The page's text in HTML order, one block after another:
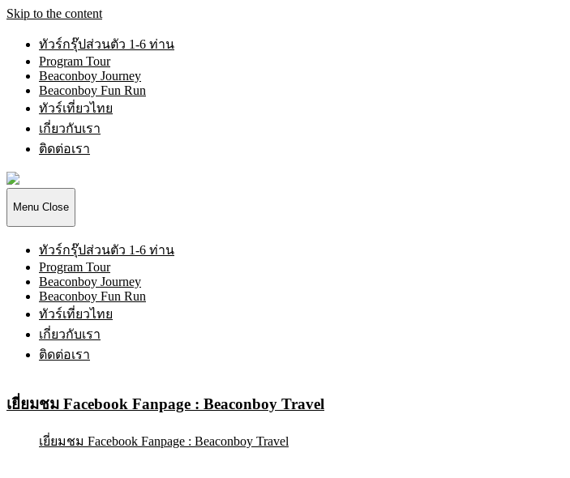
Skip to the content
ทัวร์กรุ๊ปส่วนตัว 1-6 ท่าน
Program Tour
Beaconboy Journey
Beaconboy Fun Run
ทัวร์เที่ยวไทย
เกี่ยวกับเรา
ติดต่อเรา
Beaconboy
Travel
Company
Menu Close
ทัวร์กรุ๊ปส่วนตัว 1-6 ท่าน
Program Tour
Beaconboy Journey
Beaconboy Fun Run
ทัวร์เที่ยวไทย
เกี่ยวกับเรา
ติดต่อเรา
เยี่ยมชม Facebook Fanpage : Beaconboy Travel
เยี่ยมชม Facebook Fanpage : Beaconboy Travel